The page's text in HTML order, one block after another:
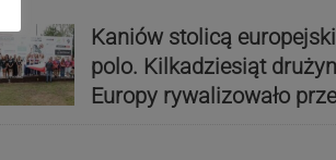
Kaniów stolicą
polo. Kilkadziesiąt
Europy rywalizowało